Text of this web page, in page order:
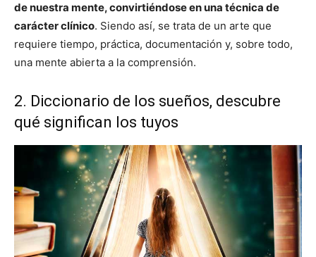
de nuestra mente, convirtiéndose en una técnica de
carácter clínico. Siendo así, se trata de un arte que
requiere tiempo, práctica, documentación y, sobre todo,
una mente abierta a la comprensión.
2. Diccionario de los sueños, descubre
qué significan los tuyos